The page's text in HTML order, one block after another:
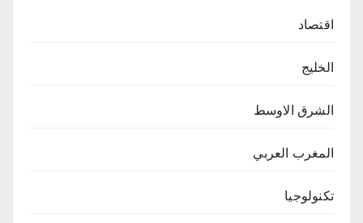
اقتصاد
الخليج
الشرق الاوسط
المغرب العربي
تكنولوجيا